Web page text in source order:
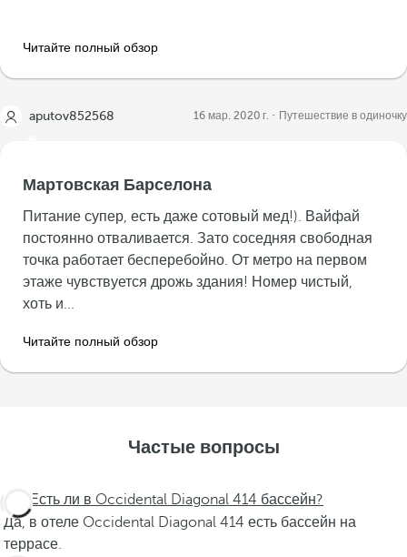
Читайте полный обзор
aputov852568 16 мар. 2020 г. Путешествие в одиночку
Мартовская Барселона
Питание супер, есть даже сотовый мед!). Вайфай
постоянно отваливается. Зато соседняя свободная
точка работает бесперебойно. От метро на первом
этаже чувствуется дрожь здания! Номер чистый,
хоть и...
Читайте полный обзор
Частые вопросы
Есть ли в Occidental Diagonal 414 бассейн?
Да, в отеле Occidental Diagonal 414 есть бассейн на
террасе.